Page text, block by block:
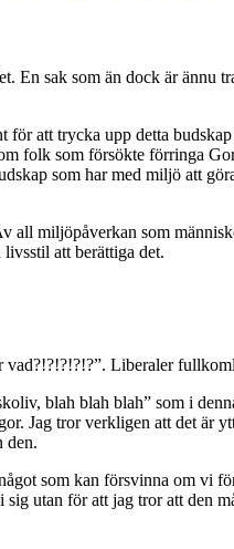
sak som än dock är ännu
att trycka upp detta
folk som försökte förringa
som har med miljö att
miljöpåverkan som
att berättiga det.
Liberaler
blah blah blah” som i
Jag tror verkligen att det är
den.
som kan försvinna om vi
för att jag tror att den